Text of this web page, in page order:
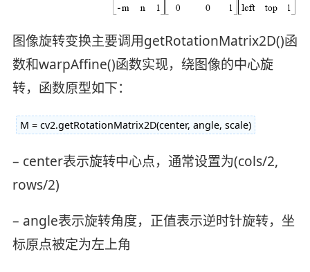
图像旋转变换主要调用getRotationMatrix2D()函
数和warpAffine()函数实现，绕图像的中心旋
转，函数原型如下：
M = cv2.getRotationMatrix2D(center, angle, scale)
– center表示旋转中心点，通常设置为(cols/2,
rows/2)
– angle表示旋转角度，正值表示逆时针旋转，坐
标原点被定为左上角